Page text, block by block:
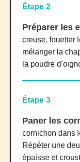
Étape 2
Préparer les
creuse, fouetter
mélanger la
la poudre
Étape 3
Paner les
cornichon dans
Répéter une
épaisse et